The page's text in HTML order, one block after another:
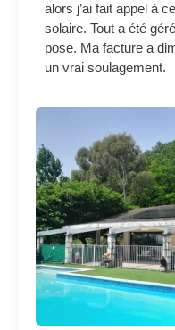
alors j’ai fait appel à
solaire. Tout a été
pose. Ma facture a
un vrai soulagement.